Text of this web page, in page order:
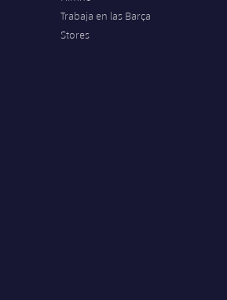
Trabaja en las Barça
Stores